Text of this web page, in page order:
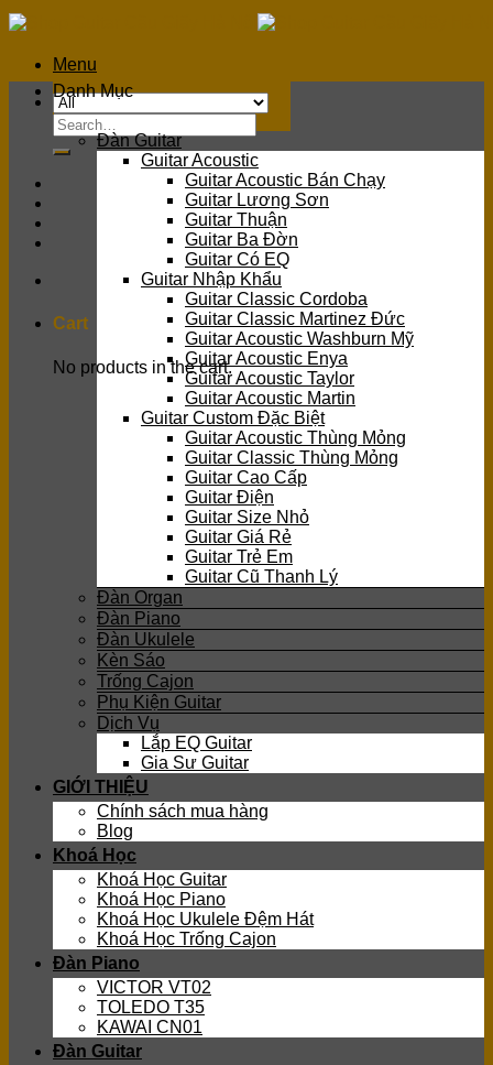
Skip
to
contentMenu
Search
for:
Cart
No products in the cart.
Danh Mục
Đàn Guitar
Guitar Acoustic
Guitar Acoustic Bán Chạy
Guitar Lương Sơn
Guitar Thuận
Guitar Ba Đờn
Guitar Có EQ
Guitar Nhập Khẩu
Guitar Classic Cordoba
Guitar Classic Martinez Đức
Guitar Acoustic Washburn Mỹ
Guitar Acoustic Enya
Guitar Acoustic Taylor
Guitar Acoustic Martin
Guitar Custom Đặc Biệt
Guitar Acoustic Thùng Mỏng
Guitar Classic Thùng Mỏng
Guitar Cao Cấp
Guitar Điện
Guitar Size Nhỏ
Guitar Giá Rẻ
Guitar Trẻ Em
Guitar Cũ Thanh Lý
Đàn Organ
Đàn Piano
Đàn Ukulele
Kèn Sáo
Trống Cajon
Phụ Kiện Guitar
Dịch Vụ
Lắp EQ Guitar
Gia Sư Guitar
GIỚI THIỆU
Chính sách mua hàng
Blog
Khoá Học
Khoá Học Guitar
Khoá Học Piano
Khoá Học Ukulele Đệm Hát
Khoá Học Trống Cajon
Đàn Piano
VICTOR VT02
TOLEDO T35
KAWAI CN01
Đàn Guitar